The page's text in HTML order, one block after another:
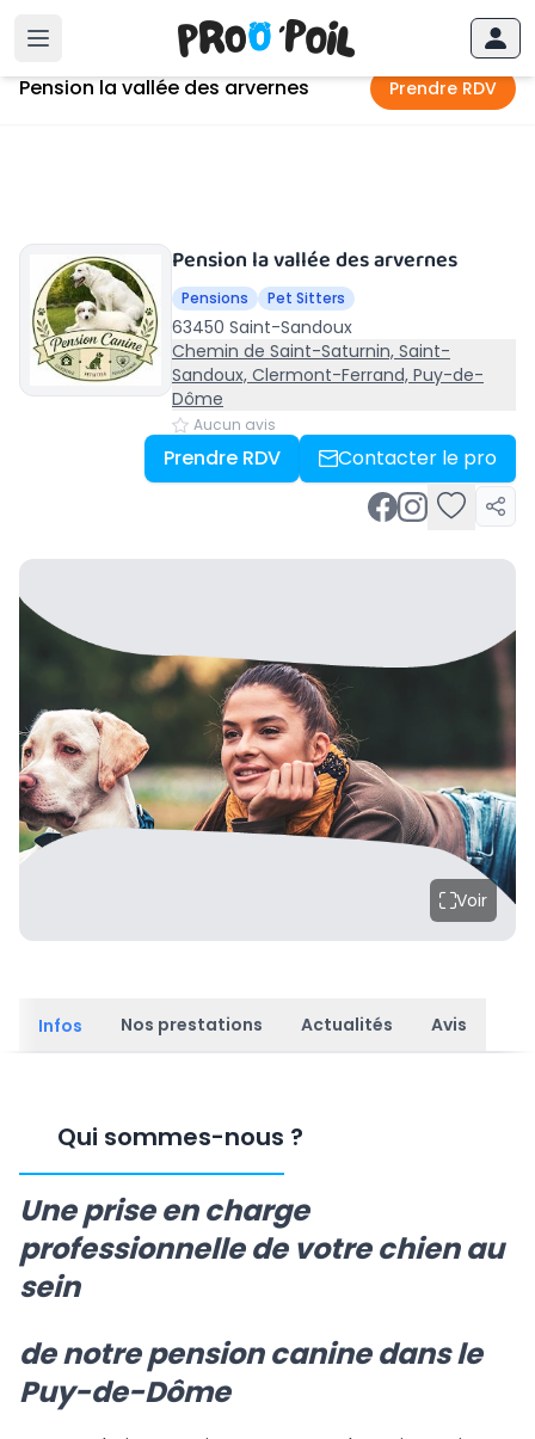
Accueil Saint-Sandoux›
Pension la vallée des arvernes Prendre RDV
Pension la vallée des arvernes
Pensions Pet Sitters
63450 Saint-Sandoux
Chemin de Saint-Saturnin, Saint-
Sandoux, Clermont-Ferrand, Puy-de-
Dôme
Aucun avis
Prendre RDV Contacter le pro
Voir
Infos Nos prestations Actualités Avis
Qui sommes-nous ?
Une prise en charge
professionnelle de votre chien au
sein
de notre pension canine dans le
Puy-de-Dôme